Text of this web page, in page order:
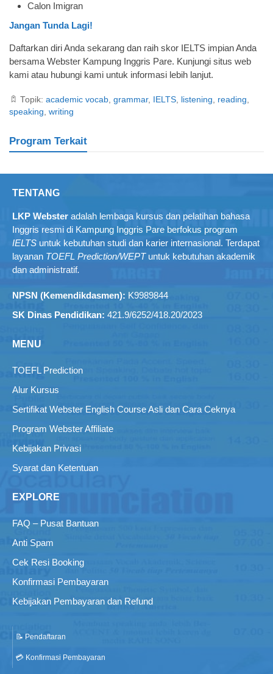
Calon Imigran
Jangan Tunda Lagi!
Daftarkan diri Anda sekarang dan raih skor IELTS impian Anda
bersama Webster Kampung Inggris Pare. Kunjungi situs web
kami atau hubungi kami untuk informasi lebih lanjut.
Topik: academic vocab grammar, IELTS listening reading
speaking writing
Program Terkait
TENTANG
LKP Webster adalah lembaga kursus dan pelatihan bahasa
Inggris resmi di Kampung Inggris Pare berfokus program
IELTS untuk kebutuhan studi dan karier internasional. Terdapat
layanan TOEFL Prediction/WEPTuntuk kebutuhan akademik
dan administratif.
NPSN (Kemendikdasmen): K9989844
SK Dinas Pendidikan: 421.9/6252/418.20/2023
MENU
TOEFL Prediction
Alur Kursus
Sertifikat Webster English Course Asli dan Cara Ceknya
Program Webster Affiliate
Kebijakan Privasi
Syarat dan Ketentuan
EXPLORE
FAQ – Pusat Bantuan
Anti Spam
Cek Resi Booking
Konfirmasi Pembayaran
Kebijakan Pembayaran dan Refund
📝 Pendaftaran
💳 Konfirmasi Pembayaran